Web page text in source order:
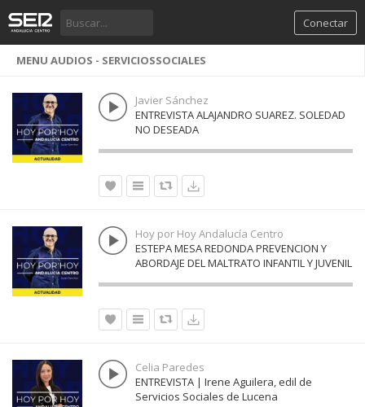
Conectar
MENU AUDIOS - SERVICIOSSOCIALES
Javier Sánchez
ENTREVISTA ALAJANDRO SUAREZ. SOLEDAD
NO DESEADA
Hoy por Hoy Andalucía Centro
ESTEPA MESA REDONDA PREVENCION Y
ABORDAJE DEL MALTRATO INFANTIL Y JUVENIL
Celia Paredes
ENTREVISTA | Irene Aguilera, edil de
Servicios Sociales de Lucena